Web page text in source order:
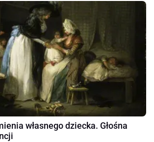
własnego dziecka. Głośna